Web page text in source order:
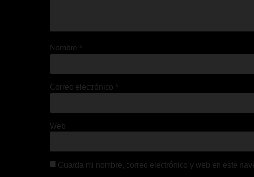
Nombre *
Correo electrónico *
Web
Guarda mi nombre, correo electrónico y web en este